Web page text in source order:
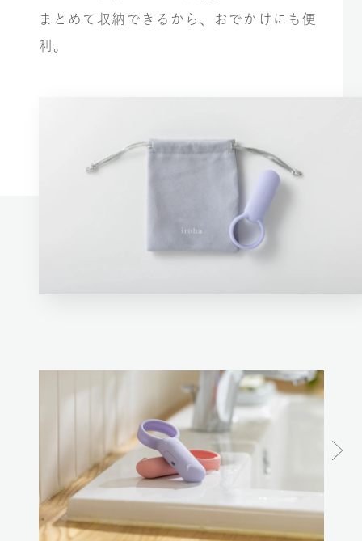
まとめて収納できるから、おでかけにも便
利。